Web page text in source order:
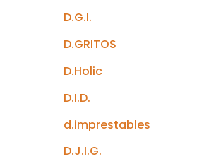
D.G.I.
D.GRITOS
D.Holic
D.I.D.
d.imprestables
D.J.I.G.